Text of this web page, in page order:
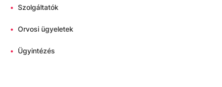
• Szolgáltatók
• Orvosi ügyeletek
• Ügyintézés